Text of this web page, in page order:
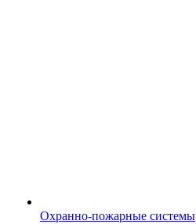
Охранно-пожарные системы